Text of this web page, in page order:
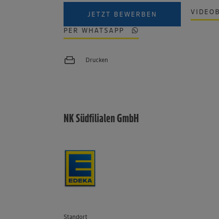
JETZT BEWERBEN
PER WHATSAPP
Drucken
NK Südfilialen GmbH
Standort